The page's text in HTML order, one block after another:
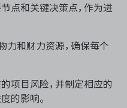
点和关键决策点，作为进
力和财力资源，确保每个
项目风险，并制定相应的
的影响。